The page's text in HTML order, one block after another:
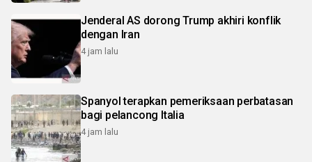
Jenderal AS dorong Trump akhiri konflik
dengan Iran
4 jam lalu
Spanyol terapkan pemeriksaan perbatasan
bagi pelancong Italia
4 jam lalu